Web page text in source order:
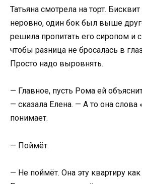
Татьяна смотрела на торт.
неровно, один бок был выше
решила пропитать его сиропом и
чтобы разница не бросалась в
Просто надо выровнять.
— Главное, пусть Рома ей
— сказала Елена. — А то она слова
понимает.
— Поймёт.
— Не поймёт. Она эту квартиру